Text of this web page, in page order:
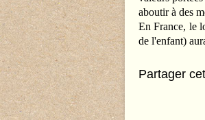
aboutir à des
En France, le
de l'enfant)
Partager